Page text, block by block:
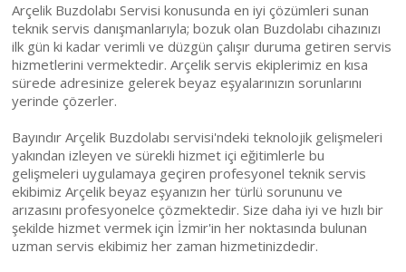
Arçelik Buzdolabı Servisi konusunda en iyi çözümleri sunan
teknik servis danışmanlarıyla; bozuk olan Buzdolabı cihazınızı
ilk gün ki kadar verimli ve düzgün çalışır duruma getiren servis
hizmetlerini vermektedir. Arçelik servis ekiplerimiz en kısa
sürede adresinize gelerek beyaz eşyalarınızın sorunlarını
yerinde çözerler.
Bayındır Arçelik Buzdolabı servisi'ndeki teknolojik gelişmeleri
yakından izleyen ve sürekli hizmet içi eğitimlerle bu
gelişmeleri uygulamaya geçiren profesyonel teknik servis
ekibimiz Arçelik beyaz eşyanızın her türlü sorununu ve
arızasını profesyonelce çözmektedir. Size daha iyi ve hızlı bir
şekilde hizmet vermek için İzmir'in her noktasında bulunan
uzman servis ekibimiz her zaman hizmetinizdedir.